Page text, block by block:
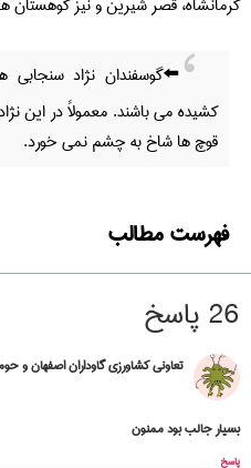
کرمانشاه، قصر شیرین و نیز کوهستان
⬅️گوسفندان نژاد
کشیده می باشند. معمولاً در این
قوچ ها شاخ به چشم نمی خورد.
فهرست مطالب
26 پاسخ
تعاونی کشاورزی گاوداران اصفهان و
بسیار جالب بود ممنون
پاسخ